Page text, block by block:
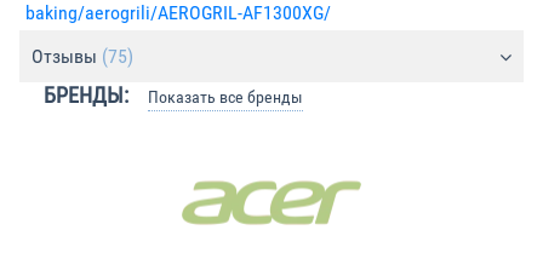
baking/aerogrili/AEROGRIL-AF1300XG/
Отзывы (75)
БРЕНДЫ: Показать все бренды